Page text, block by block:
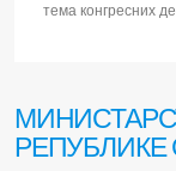
тема конгресних
РЕПУБЛИКЕ